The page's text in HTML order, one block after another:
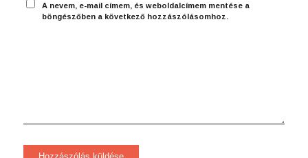
A nevem, e-mail címem, és weboldalcímem mentése a
böngészőben a következő hozzászólásomhoz.